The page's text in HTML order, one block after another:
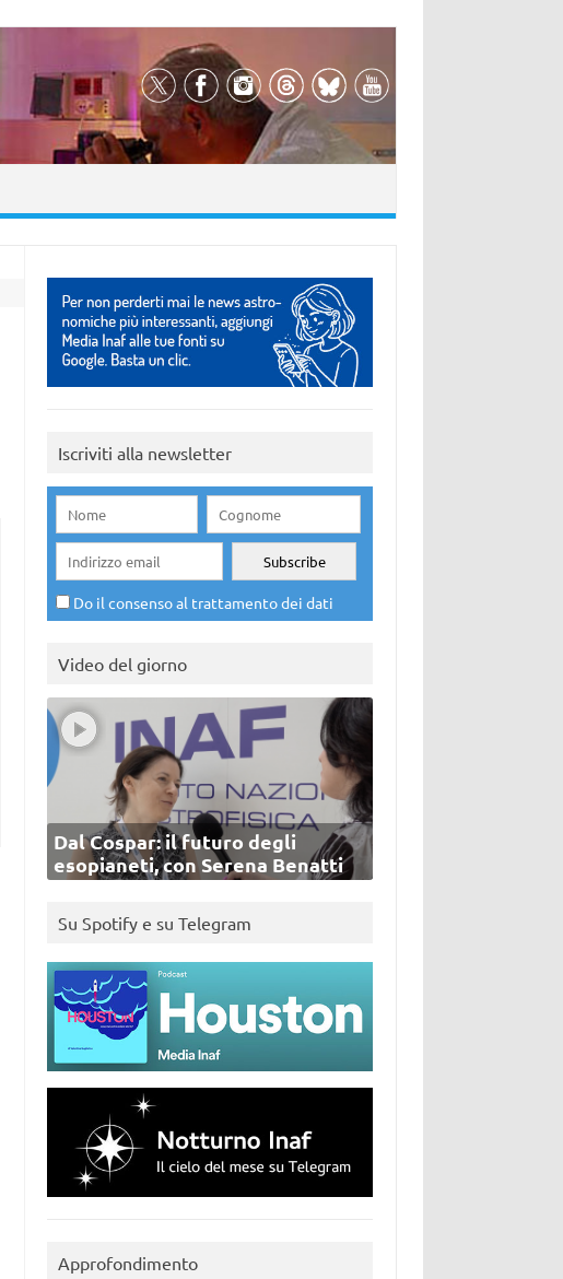
Iscriviti alla newsletter
Do il consenso al trattamento dei dati
Video del giorno
Dal Cospar: il futuro degli
esopianeti, con Serena Benatti
Su Spotify e su Telegram
Approfondimento